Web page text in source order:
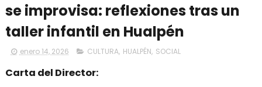
se improvisa: reflexiones tras un
taller infantil en Hualpén
enero 14, 2026 CULTURA, HUALPÉN, SOCIAL
Carta del Director: